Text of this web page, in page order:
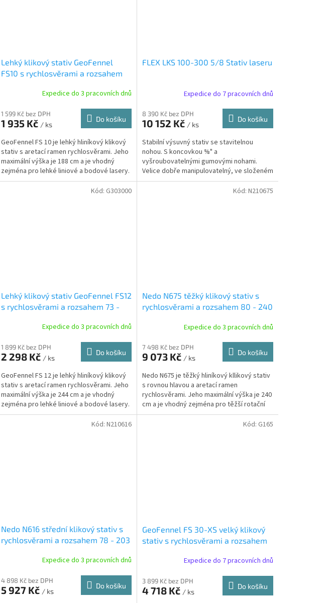
Lehký klikový stativ GeoFennel
FS10 s rychlosvěrami a rozsahem
Expedice do 3 pracovních dnů
1 599 Kč bez DPH
1 935 Kč / ks
Do košíku
GeoFennel FS 10 je lehký hliníkový klikový
stativ s aretací ramen rychlosvěrami. Jeho
maximální výška je 188 cm a je vhodný
zejména pro lehké liniové a bodové lasery.
FLEX LKS 100-300 5/8 Stativ laseru
Expedice do 7 pracovních dnů
8 390 Kč bez DPH
10 152 Kč / ks
Do košíku
Stabilní výsuvný stativ se stavitelnou
nohou. S koncovkou ⅝" a
vyšroubovatelnými gumovými nohami.
Velice dobře manipulovatelný, ve složeném
stavu pouze 1,10 m s přenosným řemenem
Lehký klikový stativ GeoFennel FS12
s rychlosvěrami a rozsahem 73 -
Expedice do 3 pracovních dnů
1 899 Kč bez DPH
2 298 Kč / ks
Do košíku
GeoFennel FS 12 je lehký hliníkový klikový
stativ s aretací ramen rychlosvěrami. Jeho
maximální výška je 244 cm a je vhodný
zejména pro lehké liniové a bodové lasery.
Kód: G303000
Nedo N675 těžký klikový stativ s
rychlosvěrami a rozsahem 80 - 240
Expedice do 3 pracovních dnů
7 498 Kč bez DPH
9 073 Kč / ks
Do košíku
Nedo N675 je těžký hliníkový kllikový stativ
s rovnou hlavou a aretací ramen
rychlosvěrami. Jeho maximální výška je 240
cm a je vhodný zejména pro těžší rotační
lasery a teodolity.
Kód: N210675
Nedo N616 střední klikový stativ s
rychlosvěrami a rozsahem 78 - 203
Expedice do 3 pracovních dnů
4 898 Kč bez DPH
5 927 Kč / ks
Do košíku
Kód: N210616
GeoFennel FS 30-XS velký klikový
stativ s rychlosvěrami a rozsahem
Expedice do 7 pracovních dnů
3 899 Kč bez DPH
4 718 Kč / ks
Do košíku
Kód: G165